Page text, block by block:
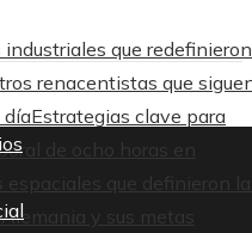
que
renacentistas que
díaEstrategias clave para
de ocho horas en
que definieron
Alemania y sus metas